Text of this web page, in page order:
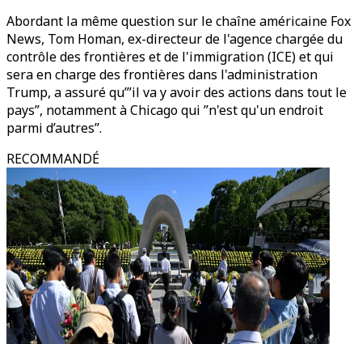
Abordant la même question sur le chaîne américaine Fox
News, Tom Homan, ex-directeur de l'agence chargée du
contrôle des frontières et de l'immigration (ICE) et qui
sera en charge des frontières dans l'administration
Trump, a assuré qu’”il va y avoir des actions dans tout le
pays”, notamment à Chicago qui ’’n'est qu'un endroit
parmi d’autres’’.
RECOMMANDÉ